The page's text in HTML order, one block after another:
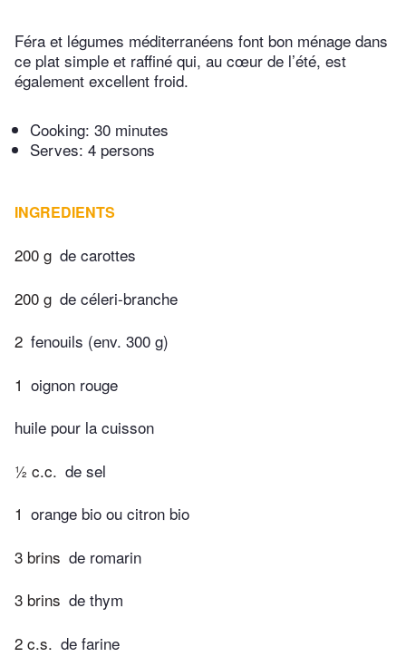
Féra et légumes méditerranéens font bon ménage dans
ce plat simple et raffiné qui, au cœur de l’été, est
également excellent froid.
Cooking: 30 minutes
Serves: 4 persons
INGREDIENTS
200 g de carottes
200 g de céleri-branche
2 fenouils (env. 300 g)
1 oignon rouge
huile pour la cuisson
½ c.c. de sel
1 orange bio ou citron bio
3 brins de romarin
3 brins de thym
2 c.s. de farine